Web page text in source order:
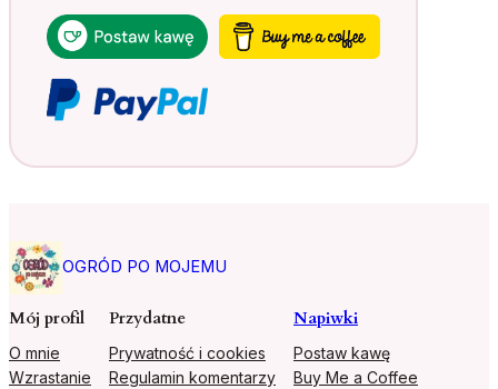
OGRÓD PO MOJEMU
Mój profil
O mnie
Wzrastanie
Przydatne
Prywatność i cookies
Regulamin komentarzy
Napiwki
Postaw kawę
Buy Me a Coffee